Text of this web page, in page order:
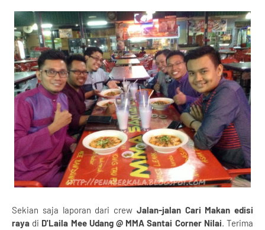
Sekian saja laporan dari crew Jalan-jalan Cari Makan edisi
raya di D'Laila Mee Udang @ MMA Santai Corner Nilai. Terima